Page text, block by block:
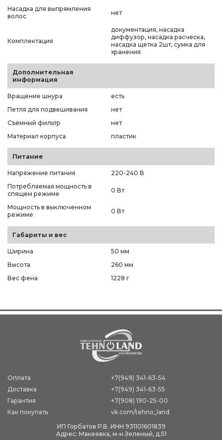
Насадка для выпрямления
волос
нет
Комплектация
документация, насадка
диффузор, насадка расческа,
насадка щетка 2шт, сумка для
хранения
Дополнительная
информация
Вращение шнура
есть
Петля для подвешивания
нет
Съемный фильтр
нет
Материал корпуса
пластик
Питание
Напряжение питания
220-240 В
Потребляемая мощность в
спящем режиме
0 Вт
Мощность в выключенном
режиме
0 Вт
Габариты и вес
Ширина
50 мм
Высота
260 мм
Вес фена
1228 г
Оплата
Доставка
Гарантия
Как покупать
+7(949) 341-63-54
+7(949) 341-63-55
+7(908) 190-25-00
vk.com/tehno_land
ИП Горбатов Р.В. ИНН 931101601839
Адрес: Макеевка, м-н Зеленый, д.51